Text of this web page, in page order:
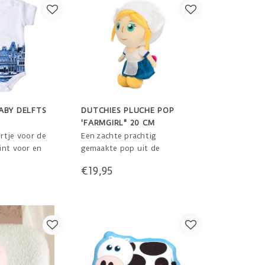
DELFTS
voor de
voor en
baby van
DUTCHIES PLUCHE POP
'FARMGIRL" 20 CM
Een zachte prachtig
gemaakte pop uit de
leuk cadeau om te geven en
€19,95